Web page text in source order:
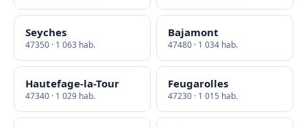
Seyches
47350 · 1 063 hab.
Bajamont
47480 · 1 034 hab.
Hautefage-la-Tour
47340 · 1 029 hab.
Feugarolles
47230 · 1 015 hab.